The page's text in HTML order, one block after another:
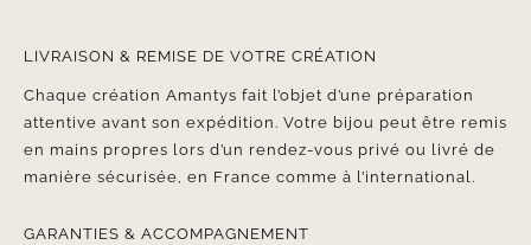
LIVRAISON & REMISE DE VOTRE CRÉATION
Chaque création Amantys fait l’objet d’une préparation
attentive avant son expédition. Votre bijou peut être remis
en mains propres lors d’un rendez-vous privé ou livré de
manière sécurisée, en France comme à l’international.
GARANTIES & ACCOMPAGNEMENT